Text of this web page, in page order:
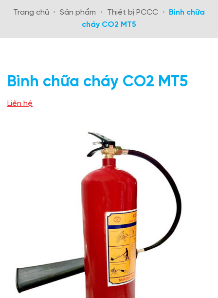
Trang chủ • Sản phẩm • Thiết bị PCCC •
Bình chữa
cháy CO2 MT5
Bình chữa cháy CO2 MT5
Liên hệ